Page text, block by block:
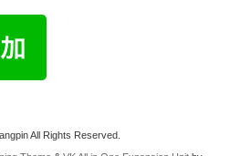
All Rights Reserved.